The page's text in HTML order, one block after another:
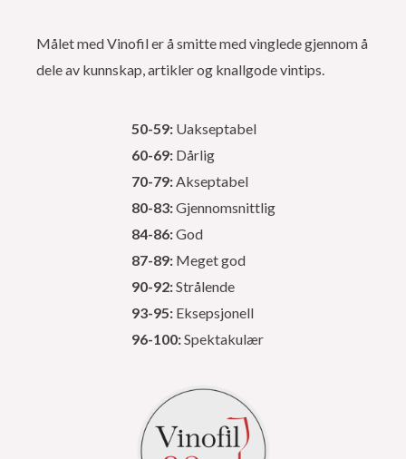
Målet med Vinofil er å smitte med vinglede gjennom å
dele av kunnskap, artikler og knallgode vintips.
50-59:Uakseptabel
60-69:Dårlig
70-79:Akseptabel
80-83:Gjennomsnittlig
84-86:God
87-89:Meget god
90-92:Strålende
93-95:Eksepsjonell
96-100:Spektakulær